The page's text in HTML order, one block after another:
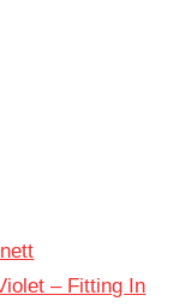
– Fitting In